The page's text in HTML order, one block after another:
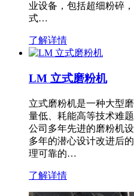
业设备，包括超细粉碎
式…
了解详情
LM 立式磨粉机
立式磨粉机是一种大型
量低、耗能高等技术难
公司多年先进的磨粉机
多年的潜心设计改进后
理可靠的…
了解详情